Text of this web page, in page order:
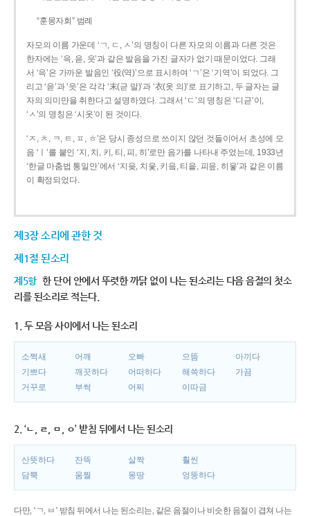
“훈몽자회” 범례
자모의 이름 가운데 ‘ㄱ, ㄷ, ㅅ’의 명칭이 다른 자모의 이름과 다른 것은
한자에는 ‘윽, 읃, 읏’과 같은 발음을 가진 글자가 없기 때문이었다. 그래
서 ‘윽’은 가까운 발음인 ‘役(역)’으로 표시하여 ‘ㄱ’은 ‘기역’이 되었다. 그
리고 ‘읃’과 ‘읏’은 각각 ‘末(귿 말)’과 ‘衣(옷 의)’로 표기하고, 두 글자는 글
자의 의미만을 취한다고 설명하였다. 그래서 ‘ㄷ’의 명칭은 ‘디귿’이,
‘ㅅ’의 명칭은 ‘시옷’이 된 것이다.
‘ㅈ, ㅊ, ㅋ, ㅌ, ㅍ, ㅎ’은 당시 종성으로 쓰이지 않던 것들이어서 초성에 모
음 ‘ㅣ’를 붙인 ‘지, 치, 키, 티, 피, 히’로만 음가를 나타내 주었는데, 1933년
‘한글 마춤법 통일안’에서 ‘지읒, 치읓, 키읔, 티읕, 피읖, 히읗’과 같은 이름
이 확정되었다.
제3장 소리에 관한 것
제1절 된소리
제5항 한 단어 안에서 뚜렷한 까닭 없이 나는 된소리는 다음 음절의 첫소
리를 된소리로 적는다.
1. 두 모음 사이에서 나는 된소리
소쩍새 어깨 오빠 으뜸
아끼다
기쁘다
깨끗하다 어떠하다 해쓱하다
가끔
거꾸로
부썩 어찌 이따금
2. ‘ㄴ, ㄹ, ㅁ, ㅇ’ 받침 뒤에서 나는 된소리
산뜻하다 잔뜩 살짝
훨씬
담뿍
움찔 몽땅 엉뚱하다
다만, ‘ㄱ, ㅂ’ 받침 뒤에서 나는 된소리는, 같은 음절이나 비슷한 음절이 겹쳐 나는